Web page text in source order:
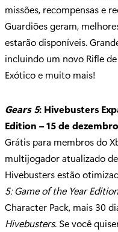
missões, recompensas e
Guardiões geram,
estarão disponíveis.
incluindo um novo Rifle
Exótico e muito mais!
Gears 5: Hivebusters
Edition – 15 de dezembro
Grátis para membros do
multijogador atualizado de
Hivebusters estão
5: Game of the Year Edition
Character Pack, mais 30
Hivebusters. Se você